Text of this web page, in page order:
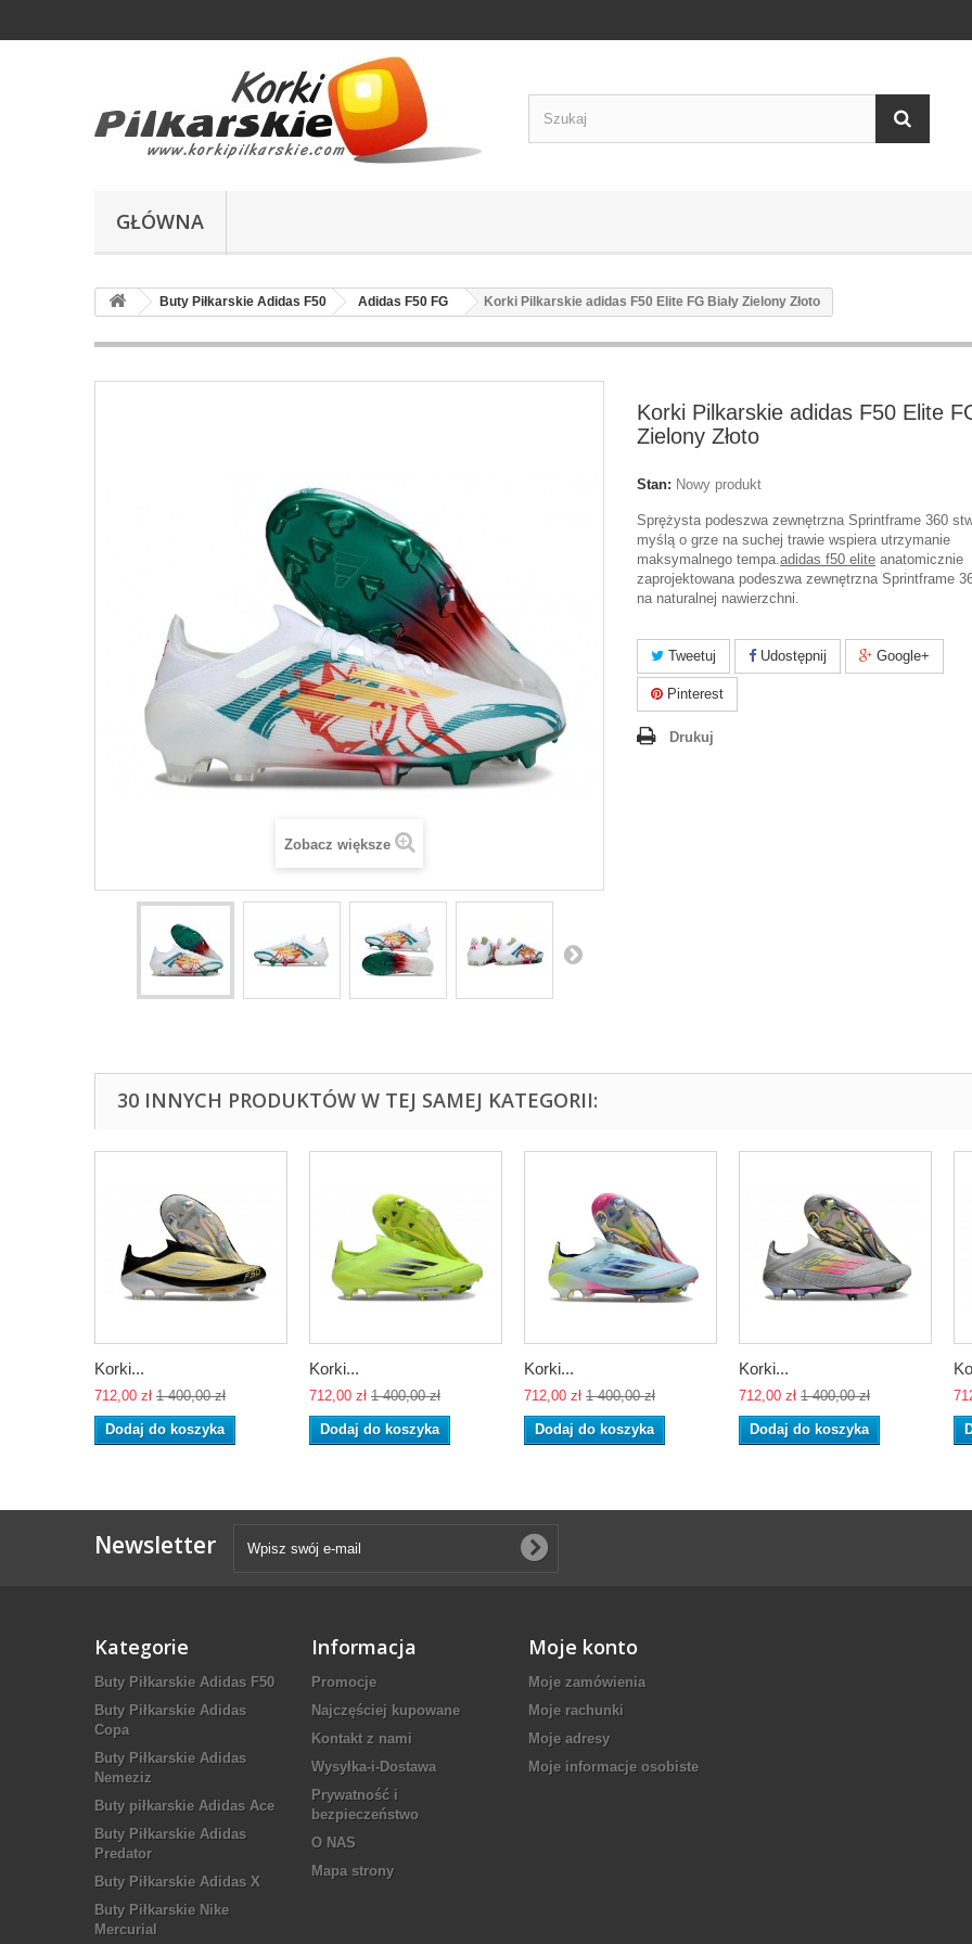
GŁÓWNA
Buty Piłkarskie Adidas F50 Adidas F50 FG Korki Pilkarskie adidas F50 Elite FG Biały Zielony Złoto
Zobacz większe
Korki Pilkarskie adidas F50 Elite
Zielony Złoto
Stan: Nowy produkt
Sprężysta podeszwa zewnętrzna Sprintframe 360
myślą o grze na suchej trawie wspiera utrzymanie
maksymalnego tempa.adidas f50 elite anatomicznie
zaprojektowana podeszwa zewnętrzna Sprintframe
na naturalnej nawierzchni.
Tweetuj Udostępnij Google+
Pinterest
Drukuj
30 INNYCH PRODUKTÓW W TEJ SAMEJ KATEGORII:
Korki...
712,00 zł 1 400,00 zł
Dodaj do koszyka
Korki...
712,00 zł 1 400,00 zł
Dodaj do koszyka
Korki...
712,00 zł 1 400,00 zł
Dodaj do koszyka
Korki...
712,00 zł 1 400,00 zł
Dodaj do koszyka
Newsletter
Kategorie
Buty Piłkarskie Adidas F50
Buty Piłkarskie Adidas
Copa
Buty Piłkarskie Adidas
Nemeziz
Buty piłkarskie Adidas Ace
Buty Piłkarskie Adidas
Predator
Buty Piłkarskie Adidas X
Buty Piłkarskie Nike
Mercurial
Informacja
Promocje
Najczęściej kupowane
Kontakt z nami
Wysyłka-i-Dostawa
Prywatność i
bezpieczeństwo
O NAS
Mapa strony
Moje konto
Moje zamówienia
Moje rachunki
Moje adresy
Moje informacje osobiste